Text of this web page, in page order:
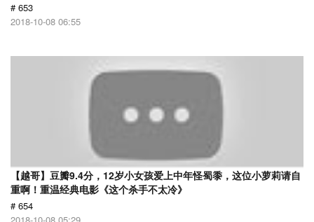
# 653
2018-10-08 06:55
【越哥】豆瓣9.4分，12岁小女孩爱上中年怪蜀黍，这位小萝莉请自
重啊！重温经典电影《这个杀手不太冷》
# 654